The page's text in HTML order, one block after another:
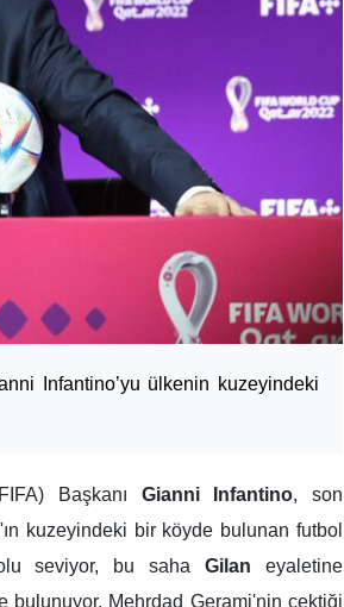
Infantino’yu ülkenin kuzeyindeki
Başkanı Gianni Infantino, son
kuzeyindeki bir köyde bulunan futbol
seviyor, bu sahaGilan eyaletine
bulunuyor. Mehrdad Gerami'nin çektiği